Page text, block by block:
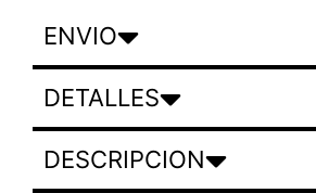
ENVIO
DETALLES
DESCRIPCION